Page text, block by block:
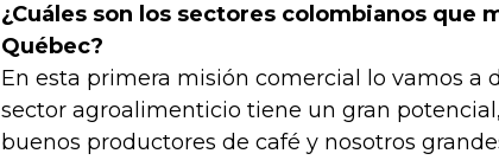
¿Cuáles son los sectores colombianos que
Québec?
En esta primera misión comercial lo vamos a
sector agroalimenticio tiene un gran
buenos productores de café y nosotros